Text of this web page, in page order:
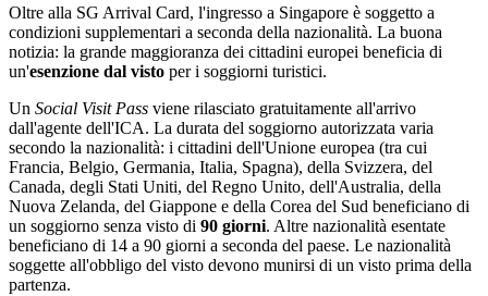
Oltre alla SG Arrival Card, l'ingresso a Singapore è soggetto a
condizioni supplementari a seconda della nazionalità. La buona
notizia: la grande maggioranza dei cittadini europei beneficia di
un'esenzione dal visto per i soggiorni turistici.
Un Social Visit Pass viene rilasciato gratuitamente all'arrivo
dall'agente dell'ICA. La durata del soggiorno autorizzata varia
secondo la nazionalità: i cittadini dell'Unione europea (tra cui
Francia, Belgio, Germania, Italia, Spagna), della Svizzera, del
Canada, degli Stati Uniti, del Regno Unito, dell'Australia, della
Nuova Zelanda, del Giappone e della Corea del Sud beneficiano di
un soggiorno senza visto di 90 giorni. Altre nazionalità esentate
beneficiano di 14 a 90 giorni a seconda del paese. Le nazionalità
soggette all'obbligo del visto devono munirsi di un visto prima della
partenza.